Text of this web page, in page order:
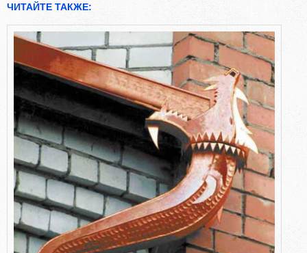
ЧИТАЙТЕ ТАКЖЕ: